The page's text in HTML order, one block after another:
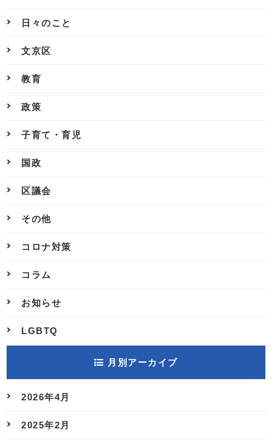
日々のこと
文京区
教育
政策
子育て・育児
国政
区議会
その他
コロナ対策
コラム
お知らせ
LGBTQ
月別アーカイブ
2026年4月
2025年2月